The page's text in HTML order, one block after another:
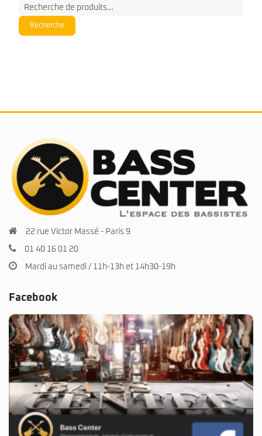
Recherche
pour :
Recherche
22 rue Victor Massé - Paris 9
01 40 16 01 20
Mardi au samedi / 11h-13h et 14h30-19h
Facebook